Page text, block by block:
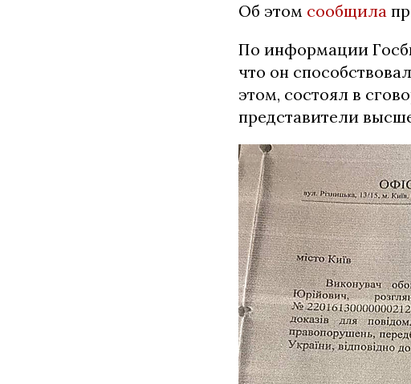
Об этом сообщила
По информации
что он
этом, состоял в
представители